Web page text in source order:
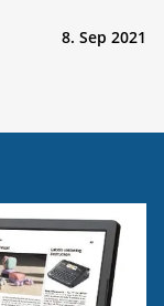
8. Sep 2021